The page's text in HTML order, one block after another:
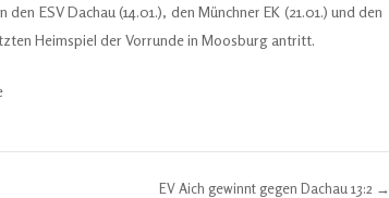
ESV Dachau (14.01.), den Münchner EK (21.01.) und den
Heimspiel der Vorrunde in Moosburg antritt.
EV Aich gewinnt gegen Dachau 13:2 →